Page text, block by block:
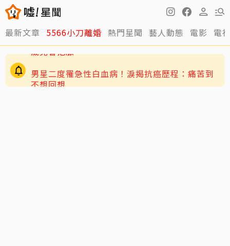
最新文章 5566小刀離婚 熱門星聞 藝人動態 電影 電
不想回想